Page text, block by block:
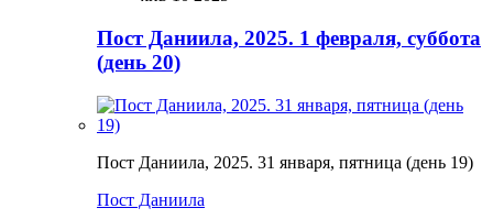
Пост Даниила, 2025. 1 февраля, суббота
(день 20)
Пост Даниила, 2025. 31 января, пятница (день 19)
Пост Даниила